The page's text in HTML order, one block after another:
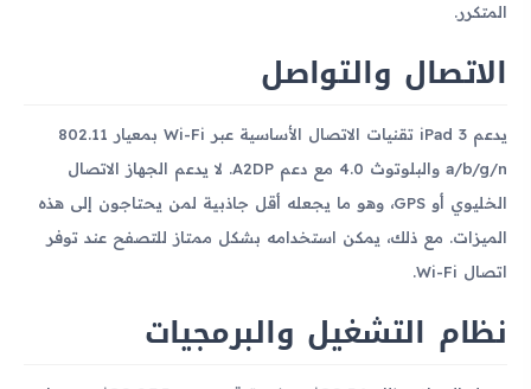
المتكرر.
الاتصال والتواصل
يدعم iPad 3 تقنيات الاتصال الأساسية عبر Wi-Fi بمعيار 802.11
a/b/g/n والبلوتوث 4.0 مع دعم A2DP. لا يدعم الجهاز الاتصال
الخليوي أو GPS، وهو ما يجعله أقل جاذبية لمن يحتاجون إلى هذه
الميزات. مع ذلك، يمكن استخدامه بشكل ممتاز للتصفح عند توفر
اتصال Wi-Fi.
نظام التشغيل والبرمجيات